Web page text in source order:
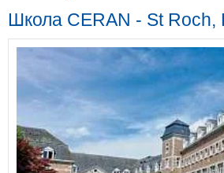
Школа CERAN - St Roch,